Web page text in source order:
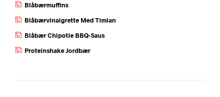
Blåbærmuffins
Blåbærvinaigrette Med Timian
Blåbær Chipotle BBQ-Saus
Proteinshake Jordbær